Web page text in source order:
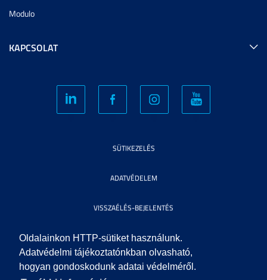
Oldalainkon HTTP-sütiket használunk.
Adatvédelmi tájékoztatónkban olvasható,
hogyan gondoskodunk adatai védelméről.
Modulo
KAPCSOLAT
SÜTIKEZELÉS
ADATVÉDELEM
VISSZAÉLÉS-BEJELENTÉS
KÖZÉRDEKŰ ADATOK
IMPRESSZUM